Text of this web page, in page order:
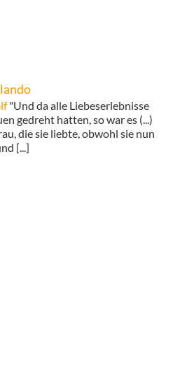
"Und da alle Liebeserlebnisse
gedreht hatten, so war es (...)
die sie liebte, obwohl sie nun
[...]